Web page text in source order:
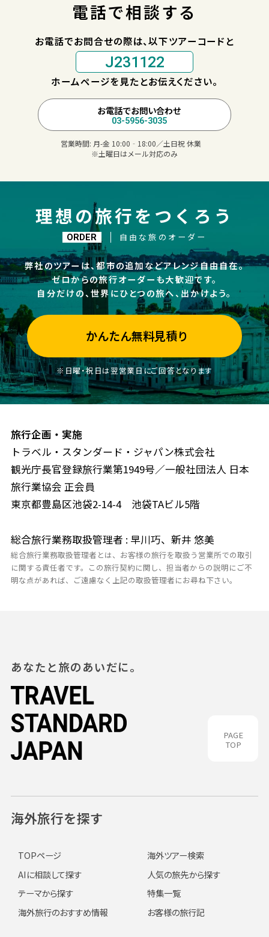
電話で相談する
お電話でお問合せの際は、以下ツアーコードと
J231122
ホームページを見たとお伝えください。
お電話でお問い合わせ
03-5956-3035
営業時間: 月-金 10:00‐18:00／土日祝 休業
※土曜日はメール対応のみ
理想の旅行をつくろう
ORDER 自由な旅のオーダー
弊社のツアーは、都市の追加などアレンジ自由自在。
ゼロからの旅行オーダーも大歓迎です。
自分だけの、世界にひとつの旅へ、出かけよう。
かんたん無料見積り
※日曜・祝日は翌営業日にご回答となります
旅行企画・実施
トラベル・スタンダード・ジャパン株式会社
観光庁長官登録旅行業第1949号／一般社団法人 日本
旅行業協会 正会員
東京都豊島区池袋2-14-4 池袋TAビル5階
総合旅行業務取扱管理者 : 早川巧、新井 悠美
総合旅行業務取扱管理者とは、お客様の旅行を取扱う営業所での取引
に関する責任者です。この旅行契約に関し、担当者からの説明にご不
明な点があれば、ご遠慮なく上記の取扱管理者にお尋ね下さい。
PAGE
TOP
あなたと旅のあいだに。
海外旅行を探す
TOPページ
海外ツアー検索
AIに相談して探す
人気の旅先から探す
テーマから探す
特集一覧
海外旅行のおすすめ情報
お客様の旅行記